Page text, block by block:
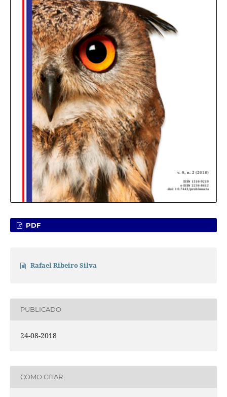
PDF
Rafael Ribeiro Silva
PUBLICADO
24-08-2018
COMO CITAR